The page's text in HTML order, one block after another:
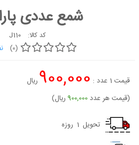
شمع عددی
کد کالا: J110
(0)
قیمت 1 عدد : 900,000ریال
(قیمت هر عدد 900,000 ریال)
تحویل 1 روزه